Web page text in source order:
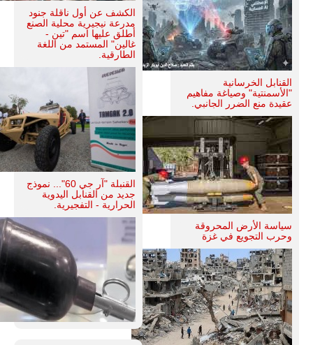
القنابل الخرسانية
"الأسمنتية" وصياغة مفاهيم
عقيدة منع الضرر الجانبي.
سياسة الأرض المحروقة
وحرب التجويع في غزة
الكشف عن أول ناقلة جنود
مدرعة نيجيرية محلية الصنع
أطلق عليها اسم "تين -
غالين" المستمد من اللغة
الطارقية.
القنبلة "آر جي 60"... نموذج
جديد من القنابل اليدوية
الحرارية - التفجيرية.